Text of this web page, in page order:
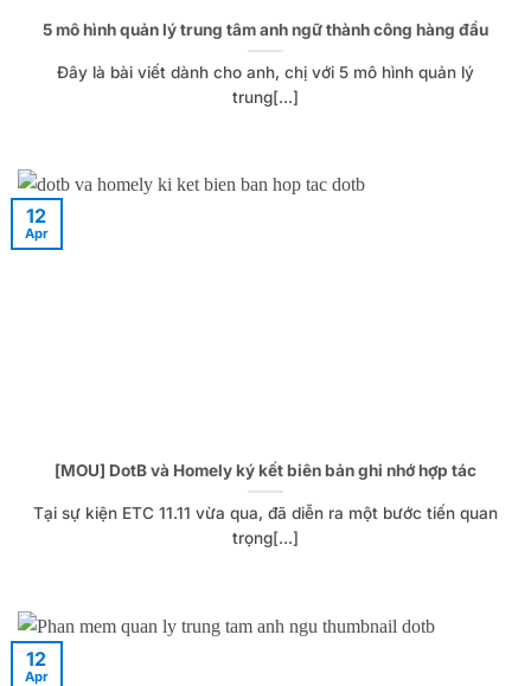
5 mô hình quản lý trung tâm anh ngữ thành công hàng đầu
Đây là bài viết dành cho anh, chị với 5 mô hình quản lý
trung[...]
[MOU] DotB và Homely ký kết biên bản ghi nhớ hợp tác
Tại sự kiện ETC 11.11 vừa qua, đã diễn ra một bước tiến quan
trọng[...]
12
Apr
12
Apr